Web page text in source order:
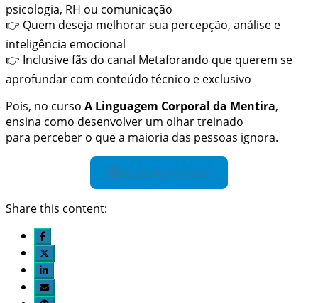
psicologia, RH ou comunicação
👉 Quem deseja melhorar sua percepção, análise e
inteligência emocional
👉 Inclusive fãs do canal Metaforando que querem se
aprofundar com conteúdo técnico e exclusivo
Pois, no curso A Linguagem Corporal da Mentira,
ensina como desenvolver um olhar treinado
para perceber o que a maioria das pessoas ignora.
ACESSAR CURSO
Share this content: